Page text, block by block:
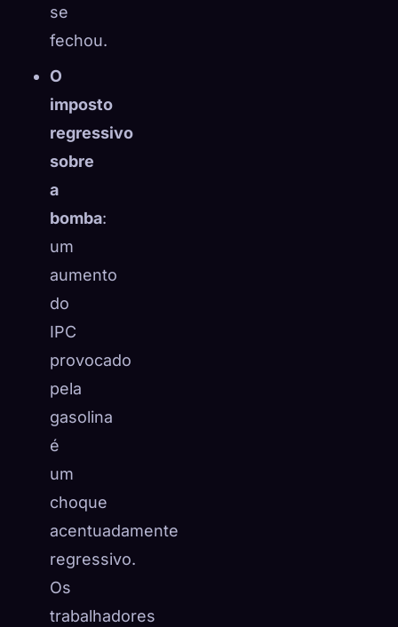
se
fechou.
O
imposto
regressivo
sobre
a
bomba:
um
aumento
do
IPC
provocado
pela
gasolina
é
um
choque
acentuadamente
regressivo.
Os
trabalhadores